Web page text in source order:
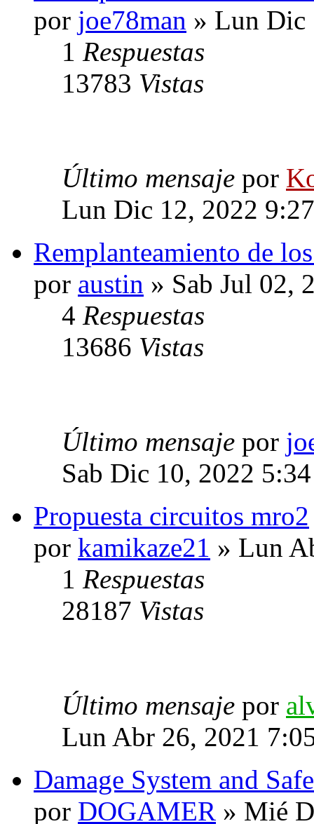
por joe78man » Lun Dic
1 Respuestas
13783 Vistas
Último mensaje por
Lun Dic 12, 2022
Remplanteamiento de
por austin » Sab Jul 02,
4 Respuestas
13686 Vistas
Último mensaje por
Sab Dic 10, 2022
Propuesta circuitos mro2
por kamikaze21 » Lun
1 Respuestas
28187 Vistas
Último mensaje por
Lun Abr 26, 2021
Damage System and
por DOGAMER » Mié